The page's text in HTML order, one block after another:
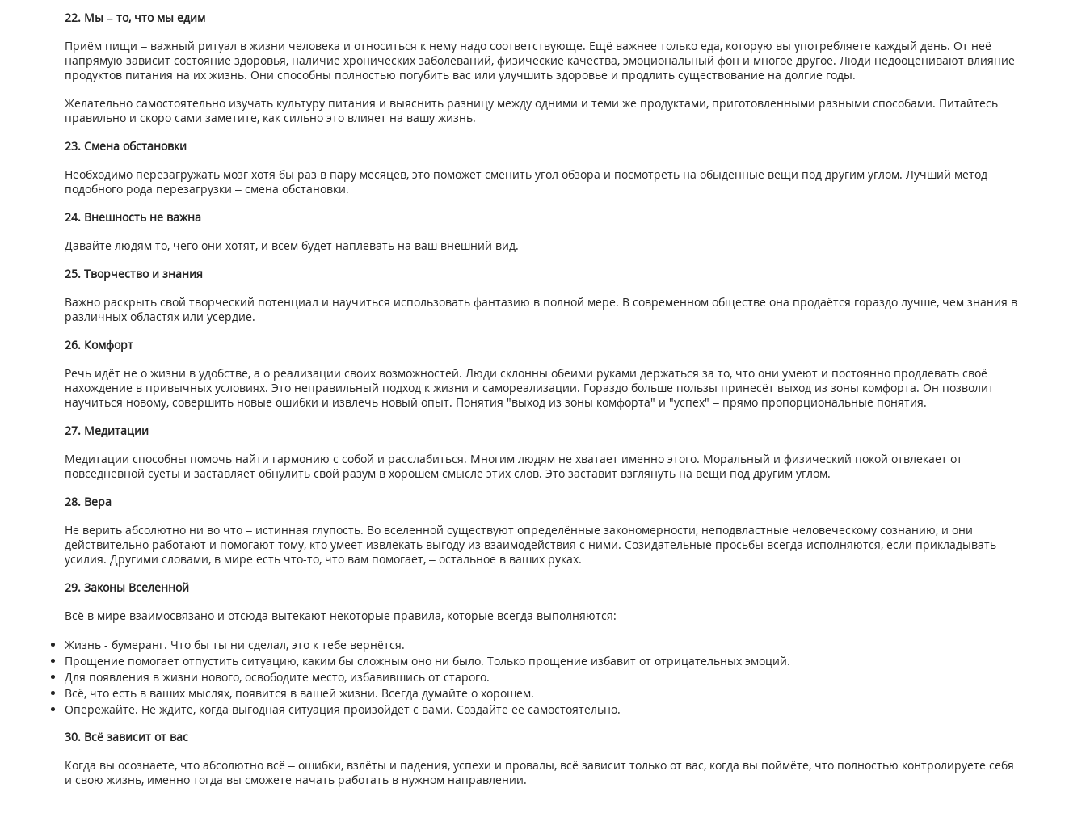
22. Мы – то, что мы едим
Приём пищи – важный ритуал в жизни человека и относиться к нему надо соответствующе. Ещё важнее только еда, которую вы употребляете каждый день. От неё
напрямую зависит состояние здоровья, наличие хронических заболеваний, физические качества, эмоциональный фон и многое другое. Люди недооценивают влияние
продуктов питания на их жизнь. Они способны полностью погубить вас или улучшить здоровье и продлить существование на долгие годы.
Желательно самостоятельно изучать культуру питания и выяснить разницу между одними и теми же продуктами, приготовленными разными способами. Питайтесь
правильно и скоро сами заметите, как сильно это влияет на вашу жизнь.
23. Смена обстановки
Необходимо перезагружать мозг хотя бы раз в пару месяцев, это поможет сменить угол обзора и посмотреть на обыденные вещи под другим углом. Лучший метод
подобного рода перезагрузки – смена обстановки.
24. Внешность не важна
Давайте людям то, чего они хотят, и всем будет наплевать на ваш внешний вид.
25. Творчество и знания
Важно раскрыть свой творческий потенциал и научиться использовать фантазию в полной мере. В современном обществе она продаётся гораздо лучше, чем знания в
различных областях или усердие.
26. Комфорт
Речь идёт не о жизни в удобстве, а о реализации своих возможностей. Люди склонны обеими руками держаться за то, что они умеют и постоянно продлевать своё
нахождение в привычных условиях. Это неправильный подход к жизни и самореализации. Гораздо больше пользы принесёт выход из зоны комфорта. Он позволит
научиться новому, совершить новые ошибки и извлечь новый опыт. Понятия "выход из зоны комфорта" и "успех" – прямо пропорциональные понятия.
27. Медитации
Медитации способны помочь найти гармонию с собой и расслабиться. Многим людям не хватает именно этого. Моральный и физический покой отвлекает от
повседневной суеты и заставляет обнулить свой разум в хорошем смысле этих слов. Это заставит взглянуть на вещи под другим углом.
28. Вера
Не верить абсолютно ни во что – истинная глупость. Во вселенной существуют определённые закономерности, неподвластные человеческому сознанию, и они
действительно работают и помогают тому, кто умеет извлекать выгоду из взаимодействия с ними. Созидательные просьбы всегда исполняются, если прикладывать
усилия. Другими словами, в мире есть что-то, что вам помогает, – остальное в ваших руках.
29. Законы Вселенной
Всё в мире взаимосвязано и отсюда вытекают некоторые правила, которые всегда выполняются:
Жизнь - бумеранг. Что бы ты ни сделал, это к тебе вернётся.
Прощение помогает отпустить ситуацию, каким бы сложным оно ни было. Только прощение избавит от отрицательных эмоций.
Для появления в жизни нового, освободите место, избавившись от старого.
Всё, что есть в ваших мыслях, появится в вашей жизни. Всегда думайте о хорошем.
Опережайте. Не ждите, когда выгодная ситуация произойдёт с вами. Создайте её самостоятельно.
30. Всё зависит от вас
Когда вы осознаете, что абсолютно всё – ошибки, взлёты и падения, успехи и провалы, всё зависит только от вас, когда вы поймёте, что полностью контролируете себя
и свою жизнь, именно тогда вы сможете начать работать в нужном направлении.